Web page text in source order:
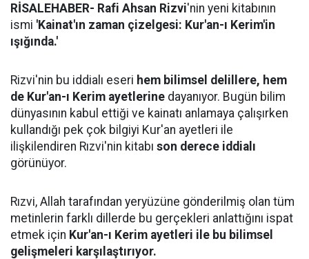
RİSALEHABER- Rafi Ahsan Rizvi'nin yeni kitabının
ismi 'Kainat'ın zaman çizelgesi: Kur'an-ı Kerim'in
ışığında.'
Rizvi'nin bu iddialı eseri hem bilimsel delillere, hem
de Kur'an-ı Kerim ayetlerine dayanıyor. Bugün bilim
dünyasının kabul ettiği ve kainatı anlamaya çalışırken
kullandığı pek çok bilgiyi Kur'an ayetleri ile
ilişkilendiren Rızvi'nin kitabı son derece iddialı
görünüyor.
Rızvi, Allah tarafından yeryüzüne gönderilmiş olan tüm
metinlerin farklı dillerde bu gerçekleri anlattığını ispat
etmek için Kur'an-ı Kerim ayetleri ile bu bilimsel
gelişmeleri karşılaştırıyor.